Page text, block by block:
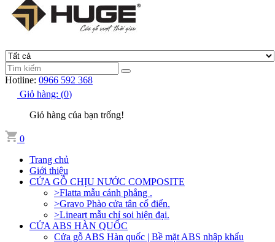
Hotline: 0966 592 368
Giỏ hàng: (0)
Giỏ hàng của bạn trống!
0
Trang chủ
Giới thiệu
CỬA GỖ CHỊU NƯỚC COMPOSITE
>Flatta mẫu cánh phẳng .
>Gravo Phào cửa tân cổ điển.
>Lineart mẫu chỉ soi hiện đại.
CỬA ABS HÀN QUỐC
Cửa gỗ ABS Hàn quốc | Bề mặt ABS nhập khẩu